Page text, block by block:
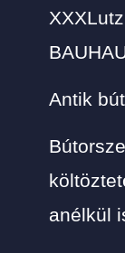
Antik
anélkül